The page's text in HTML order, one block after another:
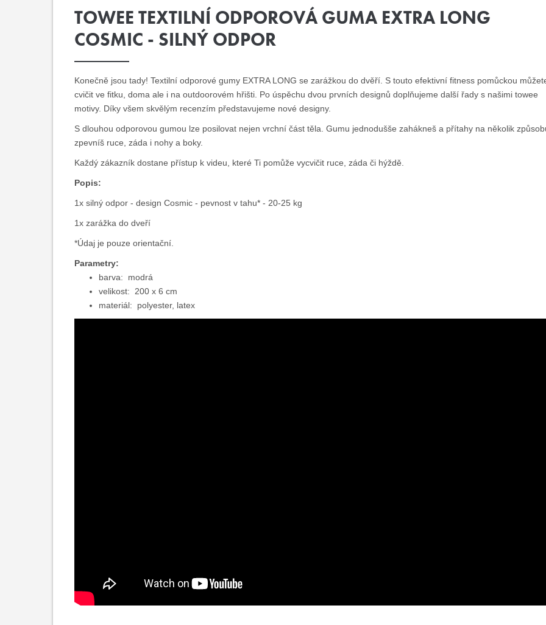
TOWEE TEXTILNÍ ODPOROVÁ GUMA EXTRA LONG
COSMIC - SILNÝ ODPOR
Konečně jsou tady! Textilní odporové gumy EXTRA LONG se zarážkou do dvěří. S touto efektivní fitness pomůckou
cvičit ve fitku, doma ale i na outdoorovém hřišti. Po úspěchu dvou prvních designů doplňujeme další řady s našimi towee
motivy. Díky všem skvělým recenzím představujeme nové designy.
S dlouhou odporovou gumou lze posilovat nejen vrchní část těla. Gumu jednodušše zahákneš a přítahy na několik
zpevníš ruce, záda i nohy a boky.
Každý zákazník dostane přístup k videu, které Ti pomůže vycvičit ruce, záda či hýždě.
Popis:
1x silný odpor - design Cosmic - pevnost v tahu* - 20-25 kg
1x zarážka do dveří
*Údaj je pouze orientační.
Parametry:
barva: modrá
velikost: 200 x 6 cm
materiál: polyester, latex